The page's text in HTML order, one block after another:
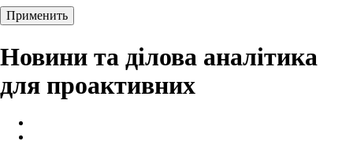
Новини та ділова аналітика
для проактивних